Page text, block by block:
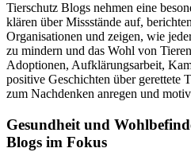
Tierschutz Blogs nehmen eine
klären über Missstände auf,
Organisationen und zeigen, wie
zu mindern und das Wohl von
Adoptionen, Aufklärungsarbeit,
positive Geschichten über gerettete
zum Nachdenken anregen und
Gesundheit und
Blogs im Fokus